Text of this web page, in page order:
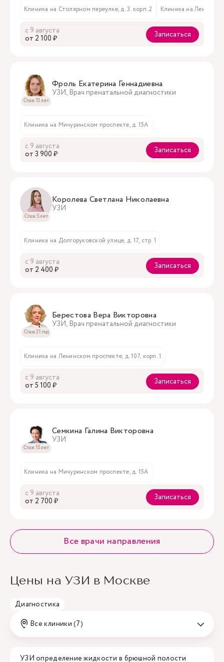
Клиника на Столярном переулке, д. 3. корп. 2 Клиника на
с 9 августа
oт 2 100 ₽
Записаться
Стаж 13 лет
Фроль Екатерина Геннадиевна
УЗИ, Врач пренатальной диагностики
Клиника на Мичуринском проспекте, д. 15А
с 9 августа
oт 3 900 ₽
Записаться
Стаж 5 лет
Королева Светлана Николаевна
УЗИ
Клиника на Долгоруковской улице, д. 17, стр. 1
с 9 августа
oт 2 400 ₽
Записаться
Стаж 21 год
Берестова Вера Викторовна
УЗИ, Врач пренатальной диагностики
Клиника на Ленинском проспекте, д. 107, корп. 1
с 9 августа
oт 5 100 ₽
Записаться
Стаж 15 лет
Семкина Галина Викторовна
УЗИ
Клиника на Мичуринском проспекте, д. 15А
с 9 августа
oт 2 700 ₽
Записаться
Все врачи направления
Цены на УЗИ в Москве
Диагностика
Все клиники (7)
УЗИ определение жидкости в брюшной полости